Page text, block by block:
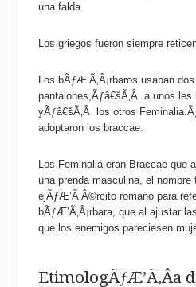
una falda.
Los griegos fueron siempre
Los bÃƒÆ’Ã‚Â¡rbaros usaban
pantalones,Ãƒâ€šÃ‚Â a unos les
yÃƒâ€šÃ‚Â los otros
adoptaron los braccae.
Los Feminalia eran Braccae que
una prenda masculina, el nombre
ejÃƒÆ’Ã‚Â©rcito romano para
bÃƒÆ’Ã‚Â¡rbara, que al ajustar
que los enemigos pareciesen
EtimologÃƒÆ’Ã‚Â­a